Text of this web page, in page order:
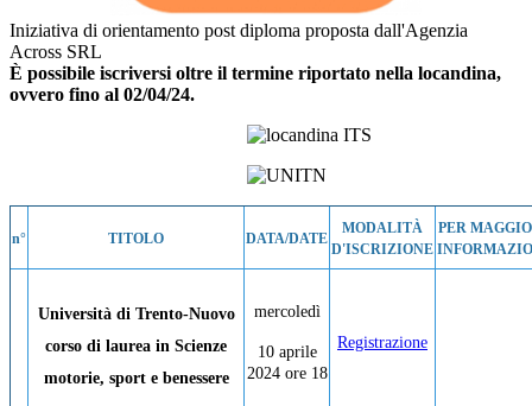
Iniziativa di orientamento post diploma proposta dall'Agenzia
Across SRL
È possibile iscriversi oltre il termine riportato nella locandina,
ovvero fino al 02/04/24.
n° TITOLO DATA/DATE
MODALITÀ
D'ISCRIZIONE
PER
Università di Trento-Nuovo
corso di laurea in Scienze
motorie, sport e benessere
mercoledì
10 aprile
2024 ore 18
Registrazione